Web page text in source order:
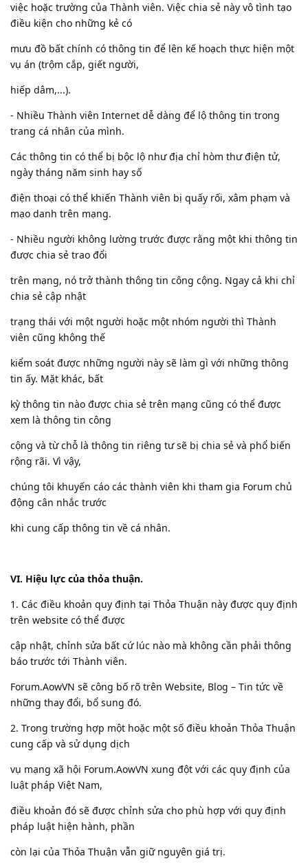
việc hoặc trường của Thành viên. Việc chia sẻ này vô tình tạo
điều kiện cho những kẻ có
mưu đồ bất chính có thông tin để lên kế hoạch thực hiện một
vụ án (trộm cắp, giết người,
hiếp dâm,...).
- Nhiều Thành viên Internet dễ dàng để lộ thông tin trong
trang cá nhân của mình.
Các thông tin có thể bị bộc lộ như địa chỉ hòm thư điện tử,
ngày tháng năm sinh hay số
điện thoại có thể khiến Thành viên bị quấy rối, xâm phạm và
mạo danh trên mạng.
- Nhiều người không lường trước được rằng một khi thông tin
được chia sẻ trao đổi
trên mạng, nó trở thành thông tin công cộng. Ngay cả khi chỉ
chia sẻ cập nhật
trạng thái với một người hoặc một nhóm người thì Thành
viên cũng không thế
kiểm soát được những người này sẽ làm gì với những thông
tin ấy. Mặt khác, bất
kỳ thông tin nào được chia sẻ trên mạng cũng có thể được
xem là thông tin công
cộng và từ chỗ là thông tin riêng tư sẽ bị chia sẻ và phổ biến
rộng rãi. Vì vậy,
chúng tôi khuyến cáo các thành viên khi tham gia Forum chủ
động cân nhắc trước
khi cung cấp thông tin về cá nhân.
VI. Hiệu lực của thỏa thuận.
1. Các điều khoản quy định tại Thỏa Thuận này được quy định
trên website có thể được
cập nhật, chỉnh sửa bất cứ lúc nào mà không cần phải thông
báo trước tới Thành viên.
Forum.AowVN sẽ công bố rõ trên Website, Blog – Tin tức về
những thay đổi, bổ sung đó.
2. Trong trường hợp một hoặc một số điều khoản Thỏa Thuận
cung cấp và sử dụng dịch
vụ mạng xã hội Forum.AowVN xung đột với các quy định của
luật pháp Việt Nam,
điều khoản đó sẽ được chỉnh sửa cho phù hợp với quy định
pháp luật hiện hành, phần
còn lại của Thỏa Thuận vẫn giữ nguyên giá trị.